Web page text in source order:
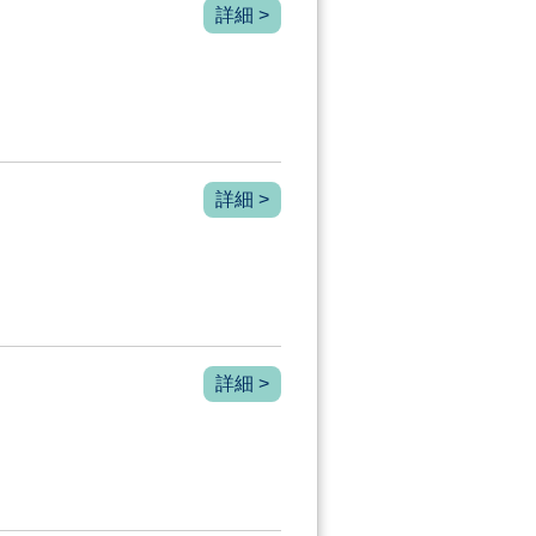
詳細 >
詳細 >
詳細 >